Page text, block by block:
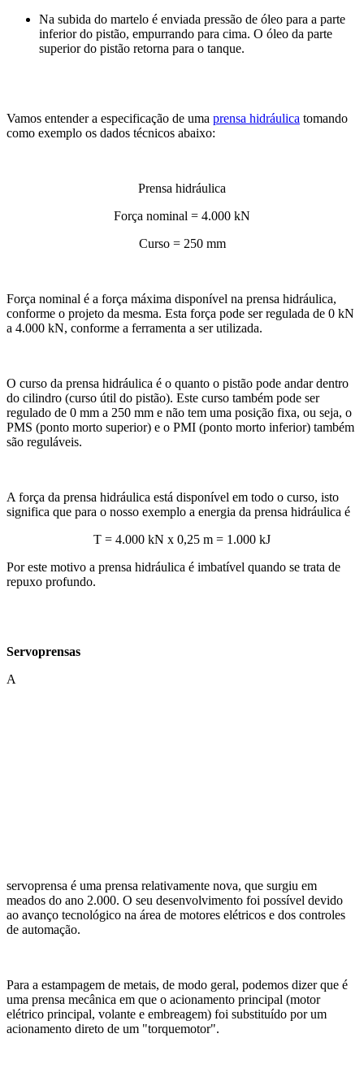
Na subida do martelo é enviada pressão de óleo para a parte
inferior do pistão, empurrando para cima. O óleo da parte
superior do pistão retorna para o tanque.
Vamos entender a especificação de uma prensa hidráulica tomando
como exemplo os dados técnicos abaixo:
Prensa hidráulica
Força nominal = 4.000 kN
Curso = 250 mm
Força nominal é a força máxima disponível na prensa hidráulica,
conforme o projeto da mesma. Esta força pode ser regulada de 0 kN
a 4.000 kN, conforme a ferramenta a ser utilizada.
O curso da prensa hidráulica é o quanto o pistão pode andar dentro
do cilindro (curso útil do pistão). Este curso também pode ser
regulado de 0 mm a 250 mm e não tem uma posição fixa, ou seja, o
PMS (ponto morto superior) e o PMI (ponto morto inferior) também
são reguláveis.
A força da prensa hidráulica está disponível em todo o curso, isto
significa que para o nosso exemplo a energia da prensa hidráulica é
T = 4.000 kN x 0,25 m = 1.000 kJ
Por este motivo a prensa hidráulica é imbatível quando se trata de
repuxo profundo.
Servoprensas
A
servoprensa é uma prensa relativamente nova, que surgiu em
meados do ano 2.000. O seu desenvolvimento foi possível devido
ao avanço tecnológico na área de motores elétricos e dos controles
de automação.
Para a estampagem de metais, de modo geral, podemos dizer que é
uma prensa mecânica em que o acionamento principal (motor
elétrico principal, volante e embreagem) foi substituído por um
acionamento direto de um "torquemotor".